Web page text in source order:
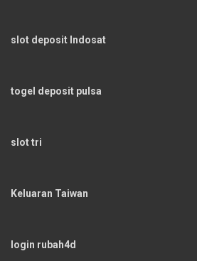
slot deposit Indosat
togel deposit pulsa
slot tri
Keluaran Taiwan
login rubah4d